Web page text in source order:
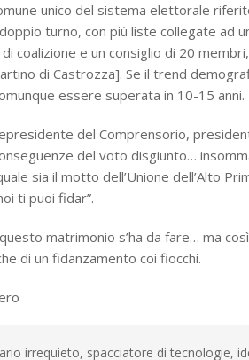
unico del sistema elettorale
turno, con più liste collegate ad
coalizione e un consiglio di 20
di Castrozza]. Se il trend
essere superata in 10-15 anni.
del Comprensorio,
del voto disgiunto…
sia il motto dell’Unione dell’Alto
ti puoi fidar”.
matrimonio s’ha da fare… ma
di un fidanzamento coi fiocchi.
irrequieto, spacciatore di tecnologie,